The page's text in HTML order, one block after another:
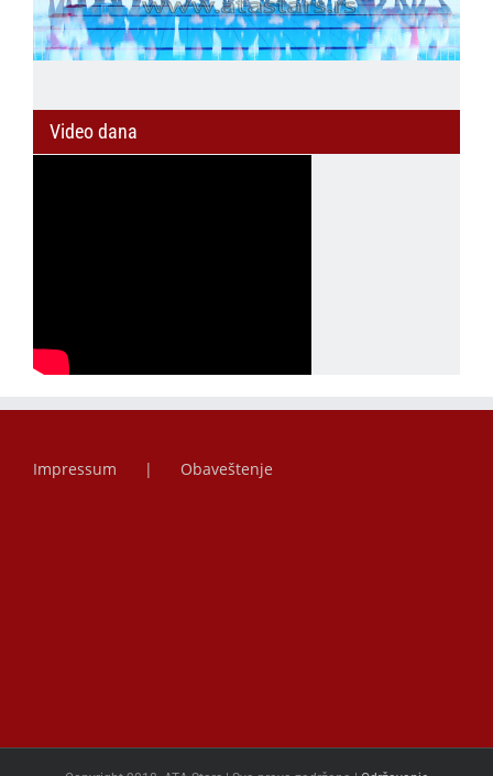
Video dana
Impressum Obaveštenje